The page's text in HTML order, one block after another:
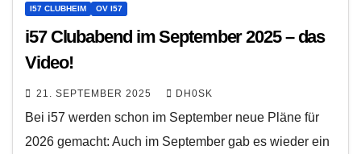
I57 CLUBHEIM OV I57
i57 Clubabend im September 2025 – das
Video!
21. SEPTEMBER 2025 DH0SK
Bei i57 werden schon im September neue Pläne für
2026 gemacht: Auch im September gab es wieder ein